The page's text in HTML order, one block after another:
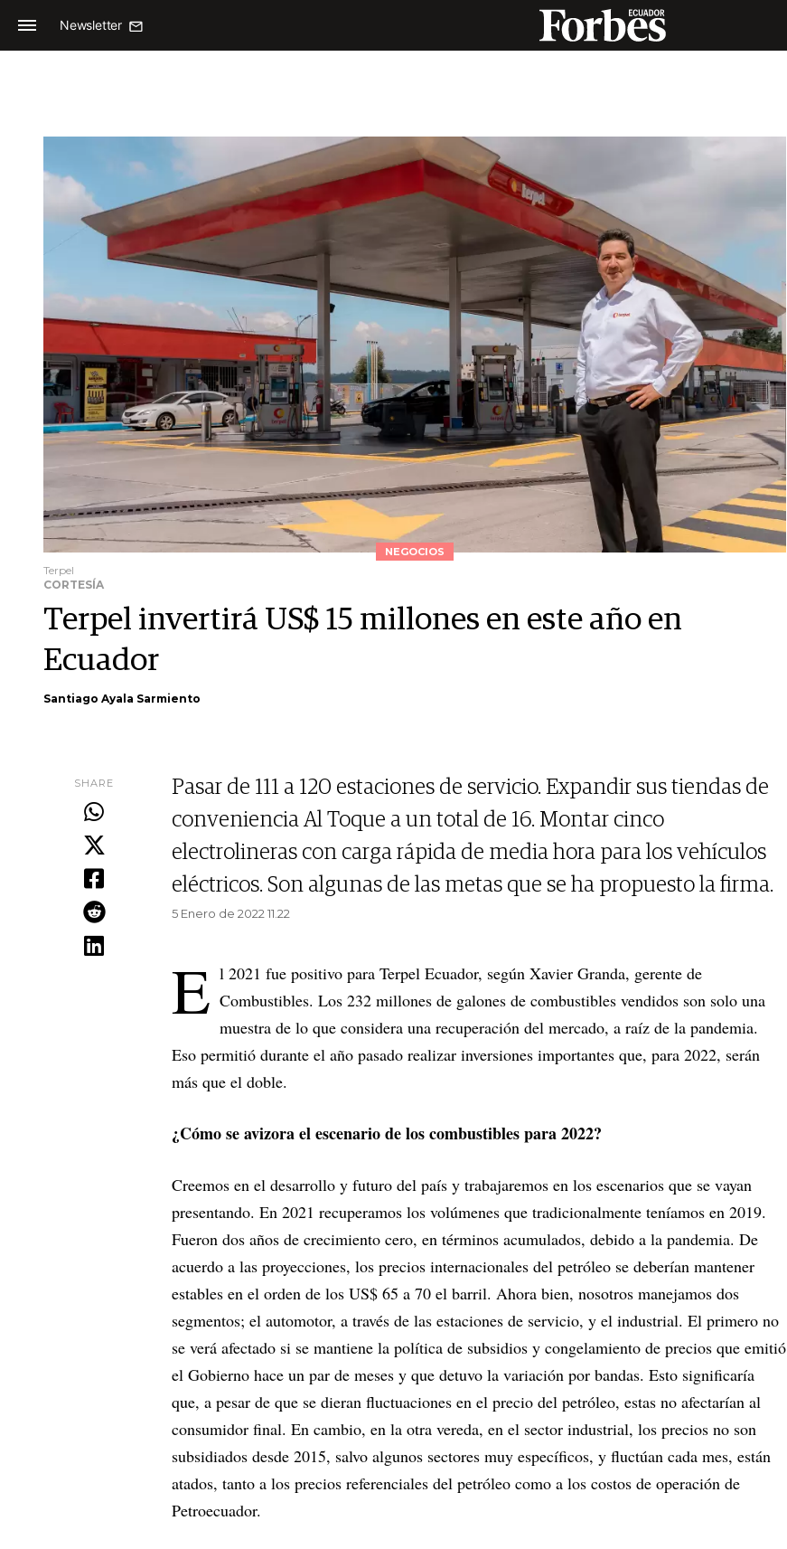
Newsletter
NEGOCIOS
Terpel
CORTESÍA
Terpel invertirá US$ 15 millones en este año en
Ecuador
Santiago Ayala Sarmiento
SHARE
Pasar de 111 a 120 estaciones de servicio. Expandir sus tiendas de
conveniencia Al Toque a un total de 16. Montar cinco
electrolineras con carga rápida de media hora para los vehículos
eléctricos. Son algunas de las metas que se ha propuesto la firma.
5 Enero de 2022 11.22
E l 2021 fue positivo para Terpel Ecuador, según Xavier Granda, gerente de
Combustibles. Los 232 millones de galones de combustibles vendidos son solo una
muestra de lo que considera una recuperación del mercado, a raíz de la pandemia.
Eso permitió durante el año pasado realizar inversiones importantes que, para 2022, serán
más que el doble.
¿Cómo se avizora el escenario de los combustibles para 2022?
Creemos en el desarrollo y futuro del país y trabajaremos en los escenarios que se vayan
presentando. En 2021 recuperamos los volúmenes que tradicionalmente teníamos en 2019.
Fueron dos años de crecimiento cero, en términos acumulados, debido a la pandemia. De
acuerdo a las proyecciones, los precios internacionales del petróleo se deberían mantener
estables en el orden de los US$ 65 a 70 el barril. Ahora bien, nosotros manejamos dos
segmentos; el automotor, a través de las estaciones de servicio, y el industrial. El primero no
se verá afectado si se mantiene la política de subsidios y congelamiento de precios que emitió
el Gobierno hace un par de meses y que detuvo la variación por bandas. Esto significaría
que, a pesar de que se dieran fluctuaciones en el precio del petróleo, estas no afectarían al
consumidor final. En cambio, en la otra vereda, en el sector industrial, los precios no son
subsidiados desde 2015, salvo algunos sectores muy específicos, y fluctúan cada mes, están
atados, tanto a los precios referenciales del petróleo como a los costos de operación de
Petroecuador.